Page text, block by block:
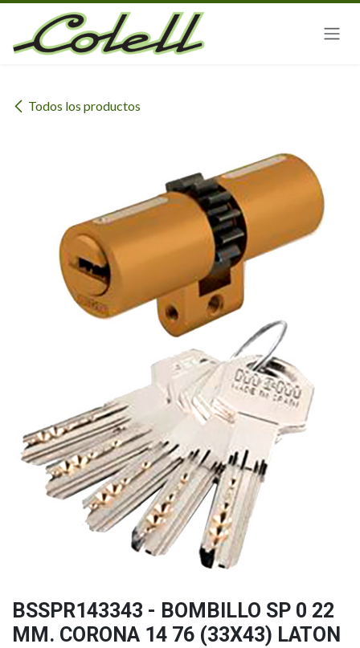
Ir al contenido
Todos los productos
BSSPR143343 - BOMBILLO SP 0 22
MM. CORONA 14 76 (33X43) LATON